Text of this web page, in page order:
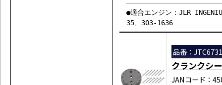
●適合エンジン：JLR
35、303-1636
品番：JTC6731
クランクシ
JANコード：